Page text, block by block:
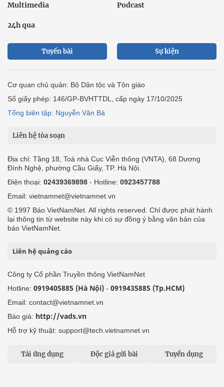
Multimedia Podcast
24h qua
Tuyến bài Sự kiện
Cơ quan chủ quản: Bộ Dân tộc và Tôn giáo
Số giấy phép: 146/GP-BVHTTDL, cấp ngày 17/10/2025
Tổng biên tập: Nguyễn Văn Bá
Liên hệ tòa soạn
Địa chỉ: Tầng 18, Toà nhà Cục Viễn thông (VNTA), 68 Dương
Đình Nghệ, phường Cầu Giấy, TP. Hà Nội.
Điện thoại: 02439369898 - Hotline: 0923457788
Email: vietnamnet@vietnamnet.vn
© 1997 Báo VietNamNet. All rights reserved. Chỉ được phát hành
lại thông tin từ website này khi có sự đồng ý bằng văn bản của
báo VietNamNet.
Liên hệ quảng cáo
Công ty Cổ phần Truyền thông VietNamNet
Hotline: 0919405885 (Hà Nội) - 0919435885 (Tp.HCM)
Email: contact@vietnamnet.vn
Báo giá: http://vads.vn
Hỗ trợ kỹ thuật: support@tech.vietnamnet.vn
Tải ứng dụng Độc giả gửi bài Tuyển dụng